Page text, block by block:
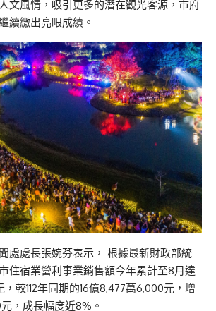
文風情，吸引更多的潛在觀光客源，市府
續繳出亮眼成績。
處處長張婉芬表示， 根據最新財政部統
住宿業營利事業銷售額今年累計至8月達
，較112年同期的16億8,477萬6,000元，增
，成長幅度近8%。